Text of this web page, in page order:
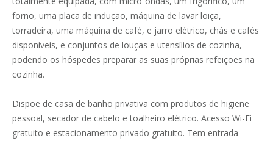
forno, uma placa de indução, máquina de lavar loiça,
torradeira, uma máquina de café, e jarro elétrico, chás e cafés
disponíveis, e conjuntos de louças e utensílios de cozinha,
podendo os hóspedes preparar as suas próprias refeições na
cozinha.
Dispõe de casa de banho privativa com produtos de higiene
pessoal, secador de cabelo e toalheiro elétrico. Acesso Wi-Fi
gratuito e estacionamento privado gratuito. Tem entrada